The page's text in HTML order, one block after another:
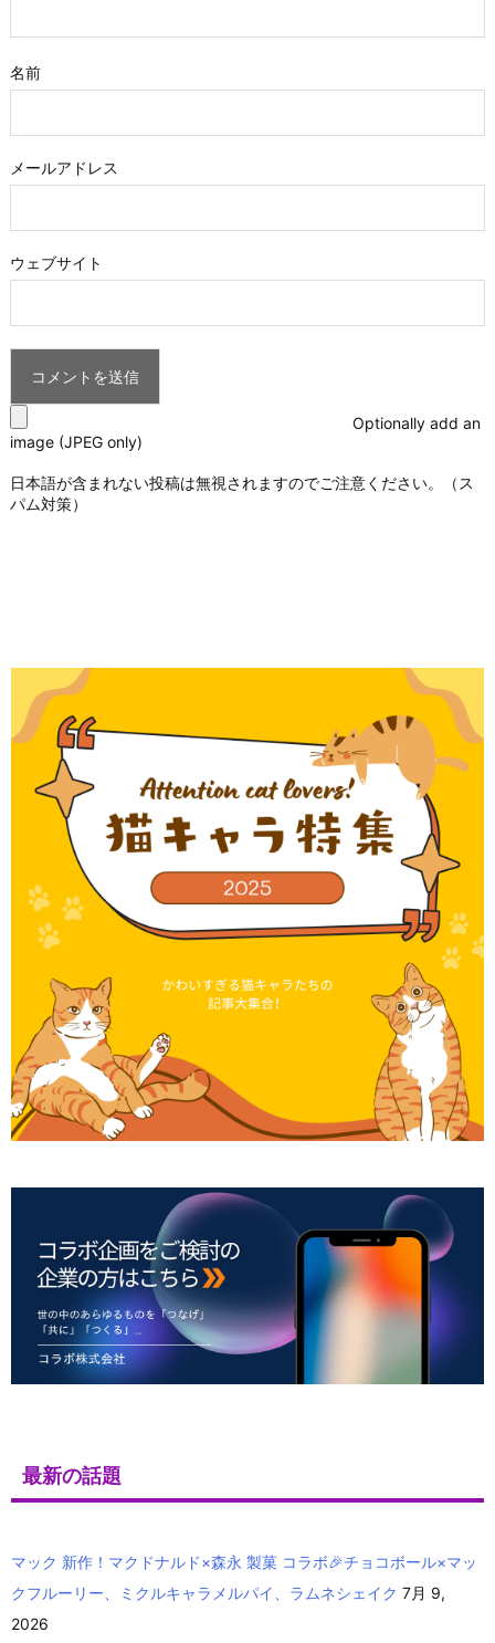
名前
メールアドレス
ウェブサイト
Optionally add an
image (JPEG only)
日本語が含まれない投稿は無視されますのでご注意ください。（ス
パム対策）
最新の話題
マック 新作！マクドナルド×森永 製菓 コラボ🎉チョコボール×マッ
クフルーリー、ミクルキャラメルパイ、ラムネシェイク 7月 9,
2026